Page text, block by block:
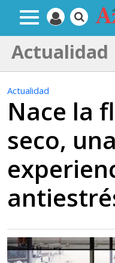
Actualidad
Actualidad
Nace la
seco,